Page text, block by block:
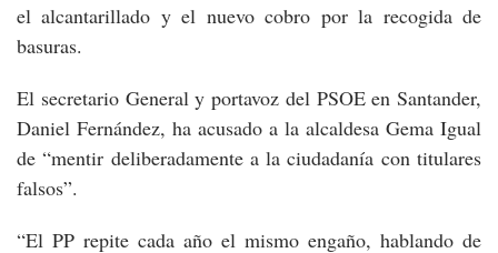
el alcantarillado y el nuevo cobro por la recogida de
basuras.
El secretario General y portavoz del PSOE en Santander,
Daniel Fernández, ha acusado a la alcaldesa Gema Igual
de “mentir deliberadamente a la ciudadanía con titulares
falsos”.
“El PP repite cada año el mismo engaño, hablando de